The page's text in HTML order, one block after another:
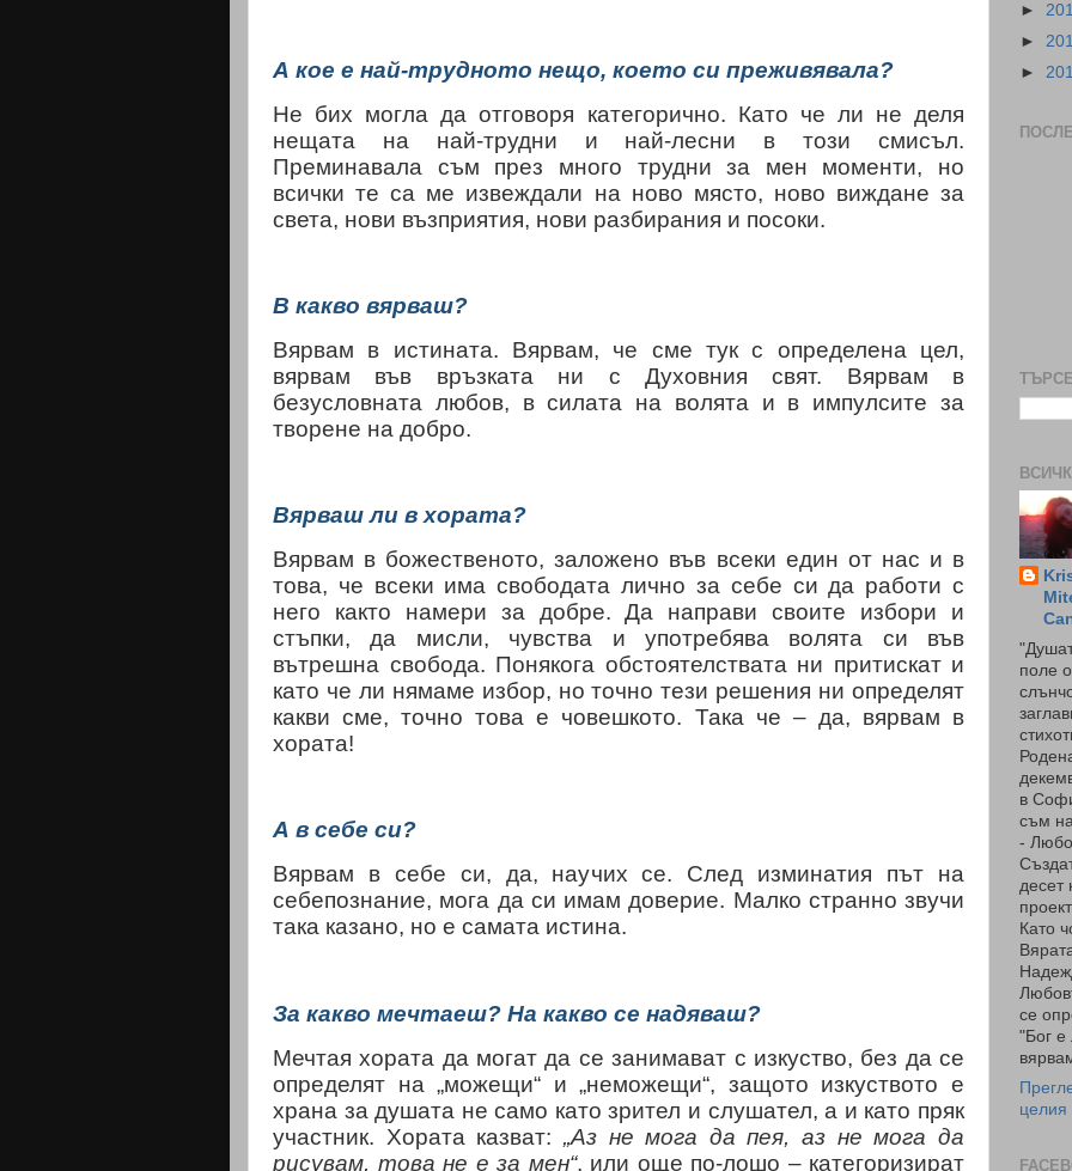
А кое е най-трудното нещо, което си преживявала?
Не бих могла да отговоря категорично. Като че ли не деля
нещата на най-трудни и най-лесни в този смисъл.
Преминавала съм през много трудни за мен моменти, но
всички те са ме извеждали на ново място, ново виждане за
света, нови възприятия, нови разбирания и посоки.
В какво вярваш?
Вярвам в истината. Вярвам, че сме тук с определена цел,
вярвам във връзката ни с Духовния свят. Вярвам в
безусловната любов, в силата на волята и в импулсите за
творене на добро.
Вярваш ли в хората?
Вярвам в божественото, заложено във всеки един от нас и в
това, че всеки има свободата лично за себе си да работи с
него както намери за добре. Да направи своите избори и
стъпки, да мисли, чувства и употребява волята си във
вътрешна свобода. Понякога обстоятелствата ни притискат и
като че ли нямаме избор, но точно тези решения ни определят
какви сме, точно това е човешкото. Така че – да, вярвам в
хората!
А в себе си?
Вярвам в себе си, да, научих се. След изминатия път на
себепознание, мога да си имам доверие. Малко странно звучи
така казано, но е самата истина.
За какво мечтаеш? На какво се надяваш?
Мечтая хората да могат да се занимават с изкуство, без да се
определят на „можещи“ и „неможещи“, защото изкуството е
храна за душата не само като зрител и слушател, а и като пряк
участник. Хората казват: „Аз не мога да пея, аз не мога да
рисувам, това не е за мен“, или още по-лошо – категоризират
►
►
►
поле
в
съм
-
десет
Като
се
"Бог